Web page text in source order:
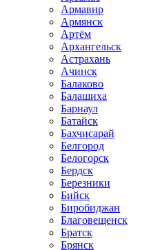
Армавир
Армянск
Артём
Архангельск
Астрахань
Ачинск
Балаково
Балашиха
Барнаул
Батайск
Бахчисарай
Белгород
Белогорск
Бердск
Березники
Бийск
Биробиджан
Благовещенск
Братск
Брянск